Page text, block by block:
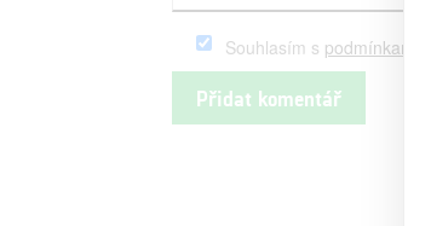
Souhlasím s podmínkami